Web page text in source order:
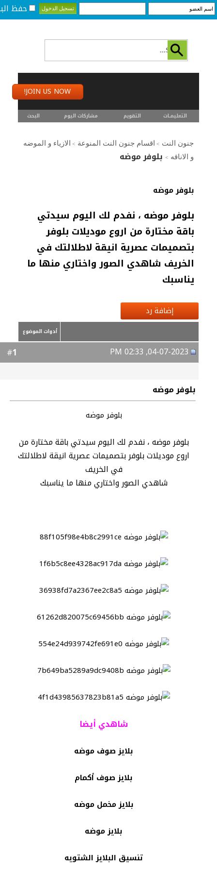
حفظ
JOIN US NOW!
التعليمـــات التقويم مشاركات اليوم البحث
جنون النت > اقسام جنون النت المنوعة >
الازياء و الموضه
و الاناقه > بلوفر موضه
بلوفر موضه
بلوفر موضه ، نفدم لك اليوم سيدتي
باقة مختارة من اروع موديلات بلوفر
بتصميمات عصرية انيقة لاطلالتك في
الخريف شاهدي الصور واختاري منها ما
يناسبك
إضافة رد
أدوات الموضوع
1
بلوفر موضه
بلوفر موضه
بلوفر موضه ، نفدم لك اليوم سيدتي باقة مختارة من
اروع موديلات بلوفر بتصميمات عصرية انيقة لاطلالتك
في الخريف
شاهدي الصور واختاري منها ما يناسبك
شاهدي أيضا
بلايز صوف موضه
بلايز صوف أكمام
بلايز مخمل موضه
بلايز موضه
تنسيق البلايز الشتويه